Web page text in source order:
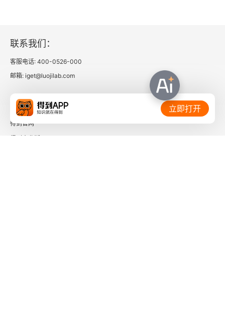
联系我们：
客服电话: 400-0526-000
邮箱: iget@luojilab.com
相关链接：
得到官网
立即打开